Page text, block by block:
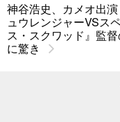
神谷浩史、カメオ出
ュウレンジャーVSス
ス・スクワッド』監
に驚き